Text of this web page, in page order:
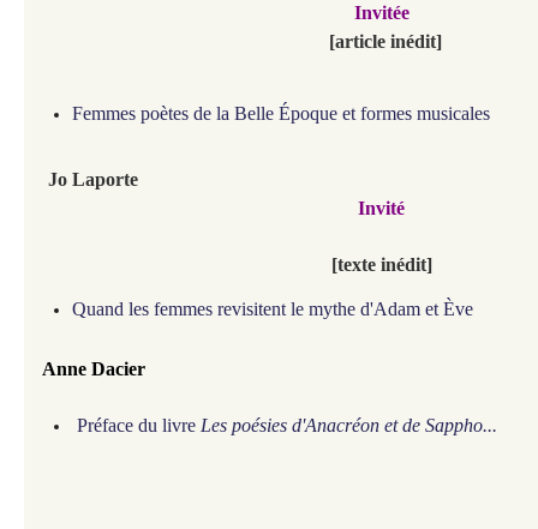
Invitée
[article inédit]
Femmes poètes de la Belle Époque et formes musicales
Jo Laporte
Invité
[texte inédit]
Quand les femmes revisitent le mythe d'Adam et Ève
Anne Dacier
Préface du livre Les poésies d'Anacréon et de Sappho...